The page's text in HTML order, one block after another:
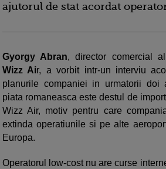
ajutorul de stat acordat
Gyorgy Abran, director comercial
Wizz Air, a vorbit intr-un interviu
planurile companiei in urmatorii doi
piata romaneasca este destul de
Wizz Air, motiv pentru care
extinda operatiunile si pe alte
Europa.
Operatorul low-cost nu are curse